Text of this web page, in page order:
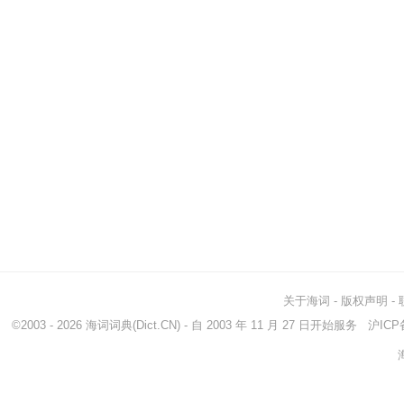
关于海词 - 版权声明 -
©2003 - 2026 海词词典(Dict.CN) - 自 2003 年 11 月 27 日开始服务 沪ICP